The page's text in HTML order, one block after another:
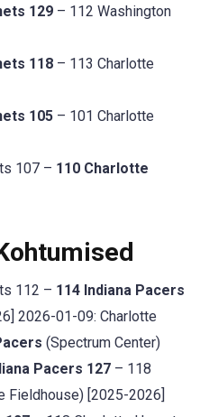
129 – 112 Washington
118 – 113 Charlotte
105 – 101 Charlotte
107 – 110 Charlotte
112 – 114 Indiana Pacers
2026-01-09: Charlotte
(Spectrum Center)
Pacers 127 – 118
Fieldhouse) [2025-2026]